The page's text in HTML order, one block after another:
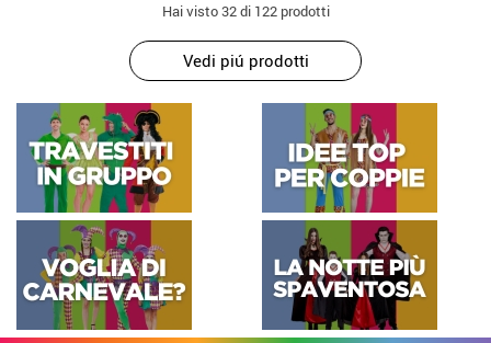
Hai visto32di 122 prodotti
Vedi piú prodotti